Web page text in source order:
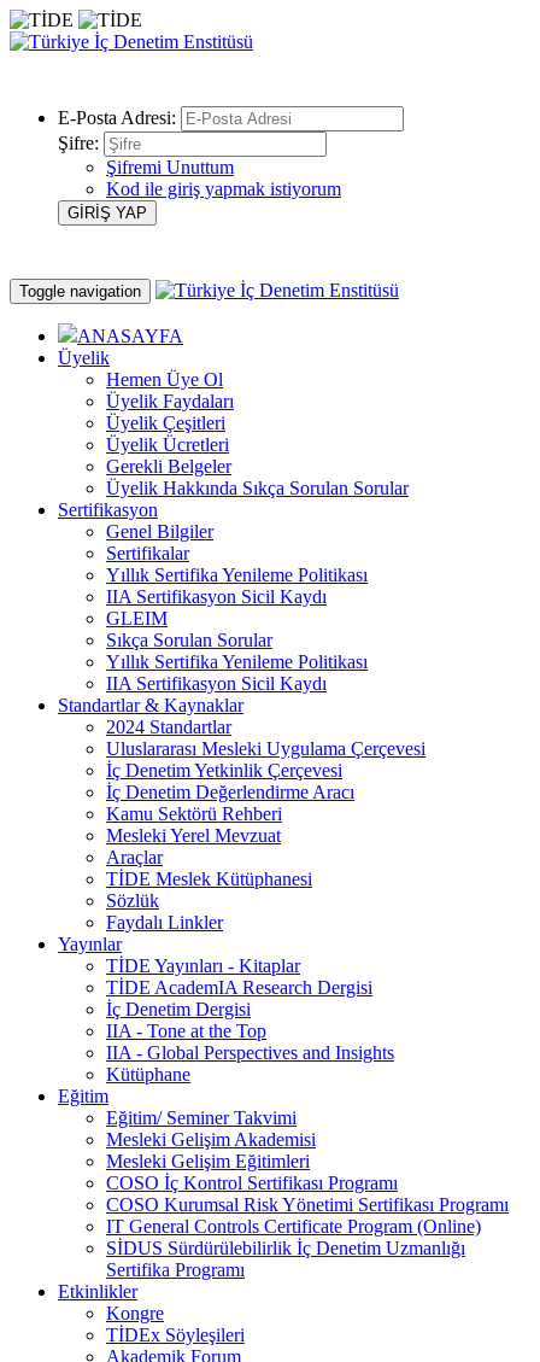
E-Posta Adresi:
Şifre:
Şifremi Unuttum
Kod ile giriş yapmak istiyorum
Toggle navigation
ANASAYFA
Üyelik
Hemen Üye Ol
Üyelik Faydaları
Üyelik Çeşitleri
Üyelik Ücretleri
Gerekli Belgeler
Üyelik Hakkında Sıkça Sorulan Sorular
Sertifikasyon
Genel Bilgiler
Sertifikalar
Yıllık Sertifika Yenileme Politikası
IIA Sertifikasyon Sicil Kaydı
GLEIM
Sıkça Sorulan Sorular
Yıllık Sertifika Yenileme Politikası
IIA Sertifikasyon Sicil Kaydı
Standartlar & Kaynaklar
2024 Standartlar
Uluslararası Mesleki Uygulama Çerçevesi
İç Denetim Yetkinlik Çerçevesi
İç Denetim Değerlendirme Aracı
Kamu Sektörü Rehberi
Mesleki Yerel Mevzuat
Araçlar
TİDE Meslek Kütüphanesi
Sözlük
Faydalı Linkler
Yayınlar
TİDE Yayınları - Kitaplar
TİDE AcademIA Research Dergisi
İç Denetim Dergisi
IIA - Tone at the Top
IIA - Global Perspectives and Insights
Kütüphane
Eğitim
Eğitim/ Seminer Takvimi
Mesleki Gelişim Akademisi
Mesleki Gelişim Eğitimleri
COSO İç Kontrol Sertifikası Programı
COSO Kurumsal Risk Yönetimi Sertifikası Programı
IT General Controls Certificate Program (Online)
SİDUS Sürdürülebilirlik İç Denetim Uzmanlığı
Sertifika Programı
Etkinlikler
Kongre
TİDEx Söyleşileri
Akademik Forum